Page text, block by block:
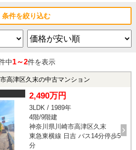
条件を絞り込む
中1～2件を表示
高津区久末の中古マンション
2,490万円
3LDK / 1989年
4階/9階建
神奈川県川崎市高津区久末
東急東横線 日吉 バス14分停歩5
分